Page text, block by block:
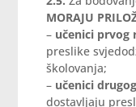
MORAJU
– učenici prvog
preslike
školovanja;
– učenici
dostavljaju